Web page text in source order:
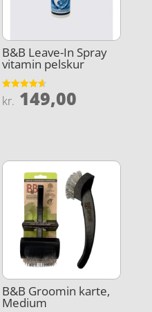
B&B Leave-In Spray
vitamin pelskur
Vurderet
4.6
kr. 149,00
B&B Groomin karte,
Medium